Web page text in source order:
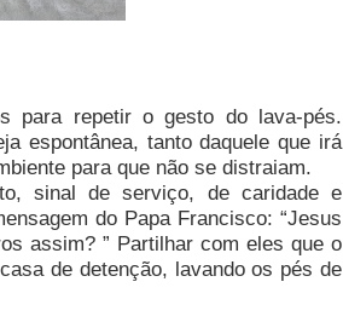
para repetir o gesto do lava-pés.
espontânea, tanto daquele que irá
para que não se distraiam.
sinal de serviço, de caridade e
do Papa Francisco: “Jesus
assim? ” Partilhar com eles que o
de detenção, lavando os pés de